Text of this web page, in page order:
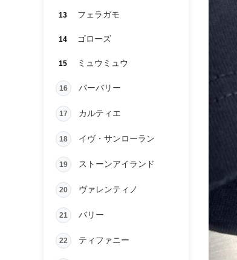
13 フェラガモ
14 ゴローズ
15 ミュウミュウ
16 バーバリー
17 カルティエ
18 イヴ・サンローラン
19 ストーンアイランド
20 ヴァレンティノ
21 バリー
22 ティファニー